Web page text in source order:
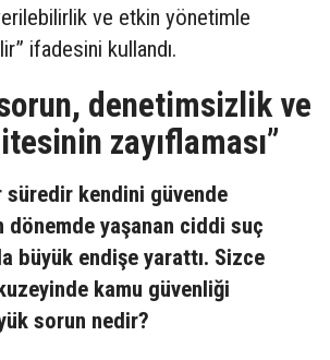
ve etkin yönetimle
ifadesini kullandı.
denetimsizlik ve
zayıflaması”
süredir kendini güvende
dönemde yaşanan ciddi suç
büyük endişe yarattı. Sizce
kuzeyinde kamu güvenliği
sorun nedir?